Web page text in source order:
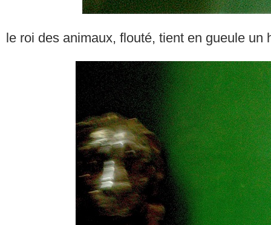
le roi des animaux, flouté, tient en gueule un